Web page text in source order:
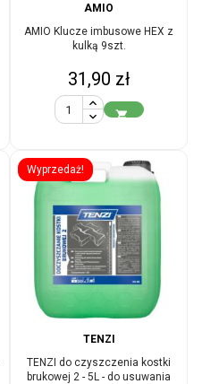
AMIO
AMIO Klucze imbusowe HEX z
kulką 9szt.
Cena
31,90 zł

Wyprzedaż!
TENZI
TENZI do czyszczenia kostki
brukowej 2 - 5L - do usuwania